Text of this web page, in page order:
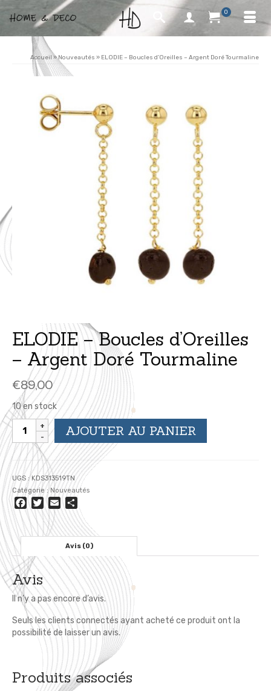
0
Accueil »Nouveautés » ELODIE – Boucles d’Oreilles – Argent Doré Tourmaline
ELODIE – Boucles d’Oreilles
– Argent Doré Tourmaline
€89,00
10 en stock
quantité
de
ELODIE
-
Boucles
d'Oreilles
-
Argent
Doré
Tourmaline
AJOUTER AU PANIER
UGS :KDS313519TN
Catégorie :Nouveautés
Facebook
Twitter
EmailPartager
Avis (0)
Avis
Il n’y a pas encore d’avis.
Seuls les clients connectés ayant acheté ce produit ont la
possibilité de laisser un avis.
Produits associés